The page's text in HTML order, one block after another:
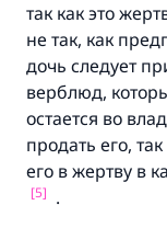
так как это
не так, как
дочь следует
верблюд,
остается во
продать его,
его в жертву в
[5] .